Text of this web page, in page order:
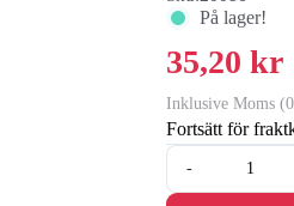
På lager!
35,20 kr
Inklusive Moms
Fortsätt för
-